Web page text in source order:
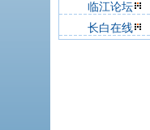
临江论坛
长白在线